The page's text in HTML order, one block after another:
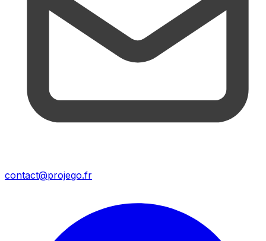
contact@projego.fr